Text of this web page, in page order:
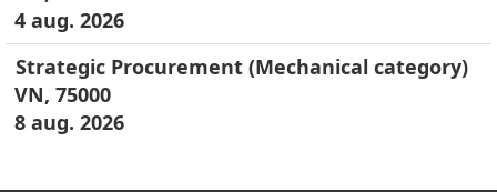
4 aug. 2026
Strategic Procurement (Mechanical category)
VN, 75000
8 aug. 2026